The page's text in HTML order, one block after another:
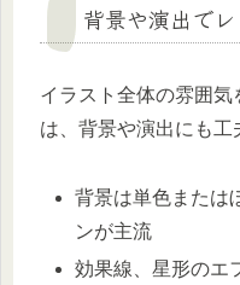
背景や演出で
イラスト全体の雰囲
は、背景や演出にも工
背景は単色または
ンが主流
効果線、星形のエ